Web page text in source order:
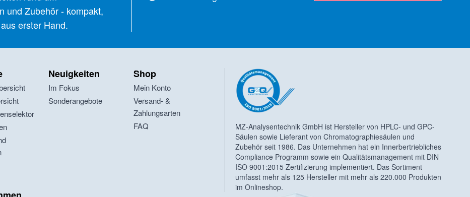
und Zubehör - kompakt,
erster Hand.
Neuigkeiten
Im Fokus
Sonderangebote
Shop
Mein Konto
Versand- &
Zahlungsarten
FAQ
MZ-Analysentechnik GmbH ist Hersteller von HPLC- und GPC-
Säulen sowie Lieferant von Chromatographiesäulen und
Zubehör seit 1986. Das Unternehmen hat ein Innerbertriebliches
Compliance Programm sowie ein Qualitätsmanagement mit DIN
ISO 9001:2015 Zertifizierung implementiert. Das Sortiment
umfasst mehr als 125 Hersteller mit mehr als 220.000 Produkten
im Onlineshop.